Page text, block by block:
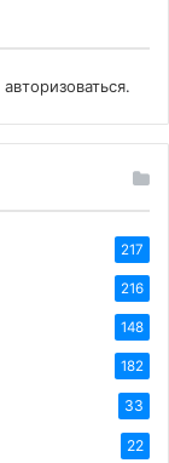
авторизоваться.
217
216
148
182
33
22